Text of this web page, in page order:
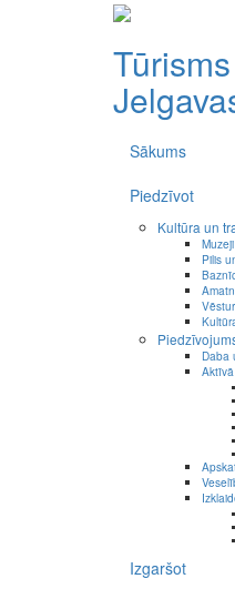
Tūrisms
Sākums
Piedzīvot
Kultūra un
Pilis
Daba
Izgaršot